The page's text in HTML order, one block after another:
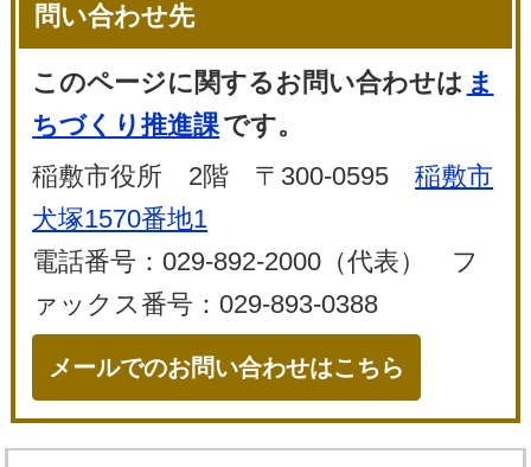
問い合わせ先
このページに関するお問い合わせは ま
ちづくり推進課です。
稲敷市役所 2階 〒300-0595稲敷市
犬塚1570番地1
電話番号：029-892-2000（代表） フ
ァックス番号：029-893-0388
メールでのお問い合わせはこちら